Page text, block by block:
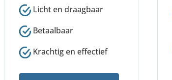
Licht en draagbaar
Betaalbaar
Krachtig en effectief